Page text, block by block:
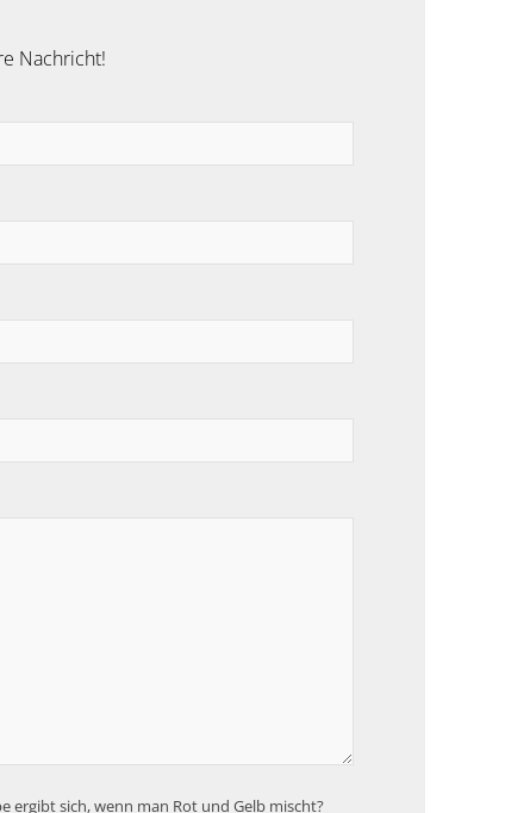
Nachricht!
ergibt sich, wenn man Rot und Gelb mischt?